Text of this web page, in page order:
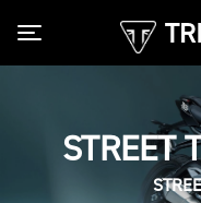
Toggle navigation
STREET